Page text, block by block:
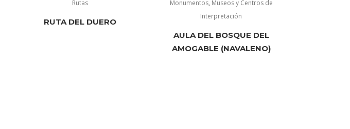
Rutas
RUTA DEL DUERO
Monumentos, Museos y Centros de
Interpretación
AULA DEL BOSQUE DEL
AMOGABLE (NAVALENO)